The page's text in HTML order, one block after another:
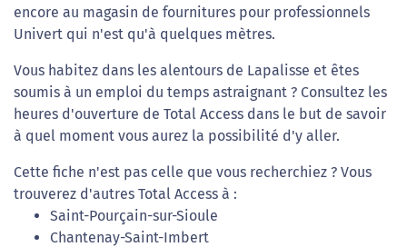
encore au magasin de fournitures pour professionnels
Univert qui n'est qu'à quelques mètres.
Vous habitez dans les alentours de Lapalisse et êtes
soumis à un emploi du temps astraignant ? Consultez les
heures d'ouverture de Total Access dans le but de savoir
à quel moment vous aurez la possibilité d'y aller.
Cette fiche n'est pas celle que vous recherchiez ? Vous
trouverez d'autres Total Access à :
Saint-Pourçain-sur-Sioule
Chantenay-Saint-Imbert